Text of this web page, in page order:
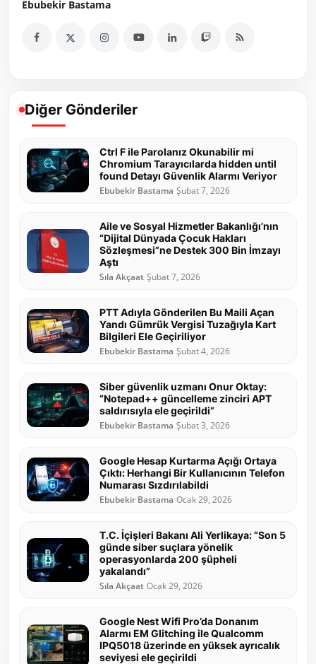
Ebubekir Bastama
Diğer Gönderiler
Ctrl F ile Parolanız Okunabilir mi
Chromium Tarayıcılarda hidden until
found Detayı Güvenlik Alarmı Veriyor
Ebubekir Bastama Şubat 7, 2026
Aile ve Sosyal Hizmetler Bakanlığı’nın
“Dijital Dünyada Çocuk Hakları
Sözleşmesi”ne Destek 300 Bin İmzayı
Aştı
Sıla Akçaat Şubat 7, 2026
PTT Adıyla Gönderilen Bu Maili Açan
Yandı Gümrük Vergisi Tuzağıyla Kart
Bilgileri Ele Geçiriliyor
Ebubekir Bastama Şubat 4, 2026
Siber güvenlik uzmanı Onur Oktay:
“Notepad++ güncelleme zinciri APT
saldırısıyla ele geçirildi”
Ebubekir Bastama Şubat 3, 2026
Google Hesap Kurtarma Açığı Ortaya
Çıktı: Herhangi Bir Kullanıcının Telefon
Numarası Sızdırılabildi
Ebubekir Bastama Ocak 29, 2026
T.C. İçişleri Bakanı Ali Yerlikaya: “Son 5
günde siber suçlara yönelik
operasyonlarda 200 şüpheli
yakalandı”
Sıla Akçaat Ocak 29, 2026
Google Nest Wifi Pro’da Donanım
Alarmı EM Glitching ile Qualcomm
IPQ5018 üzerinde en yüksek ayrıcalık
seviyesi ele geçirildi